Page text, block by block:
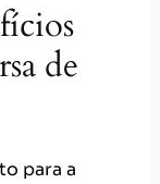
de
para a